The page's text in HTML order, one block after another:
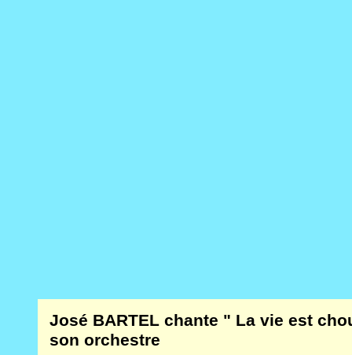
José BARTEL chante " La vie est
son orchestre